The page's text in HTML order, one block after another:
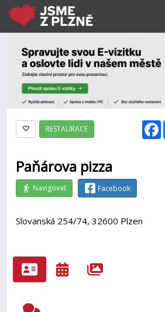
RESTAURACE
Paňárova pizza
Navigovat Facebook
Slovanská 254/74, 32600 Plzen